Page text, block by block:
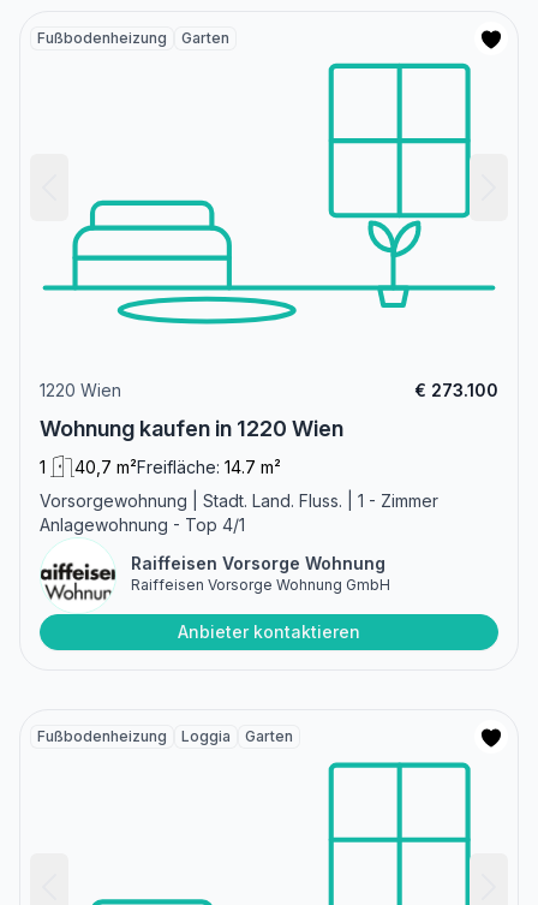
Fußbodenheizung Garten
1220 Wien € 273.100
Wohnung kaufen in 1220 Wien
1 40,7 m²Freifläche: 14.7 m²
Vorsorgewohnung | Stadt. Land. Fluss. | 1 - Zimmer
Anlagewohnung - Top 4/1
Raiffeisen Vorsorge Wohnung
Raiffeisen Vorsorge Wohnung GmbH
Anbieter kontaktieren
Fußbodenheizung Loggia Garten